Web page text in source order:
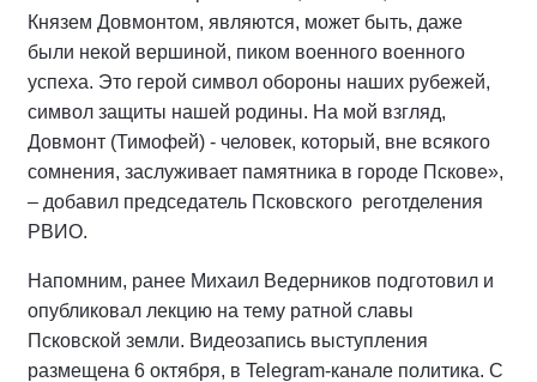
Князем Довмонтом, являются, может быть, даже
были некой вершиной, пиком военного военного
успеха. Это герой символ обороны наших рубежей,
символ защиты нашей родины. На мой взгляд,
Довмонт (Тимофей) - человек, который, вне всякого
сомнения, заслуживает памятника в городе Пскове»,
– добавил председатель Псковского реготделения
РВИО.
Напомним, ранее Михаил Ведерников подготовил и
опубликовал лекцию на тему ратной славы
Псковской земли. Видеозапись выступления
размещена 6 октября, в Telegram-канале политика. С